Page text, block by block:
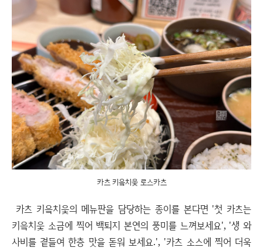
카츠 키읔치읓 로스카츠
카츠 키읔치읓의 메뉴판을 담당하는 종이를 본다면 '첫 카츠는
키읔치읓 소금에 찍어 백퇴지 본연의 풍미를 느껴보세요', '생 와
사비를 곁들여 한층 맛을 돋워 보세요.', '카츠 소스에 찍어 더욱